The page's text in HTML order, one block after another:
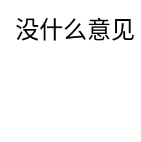
没什么意见